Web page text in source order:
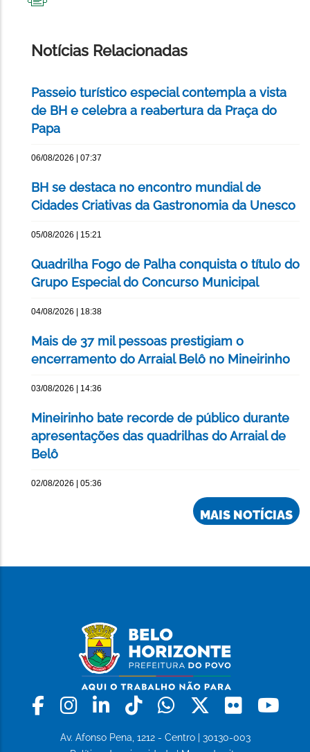
Notícias Relacionadas
Passeio turístico especial contempla a vista
de BH e celebra a reabertura da Praça do
Papa
06/08/2026 | 07:37
BH se destaca no encontro mundial de
Cidades Criativas da Gastronomia da Unesco
05/08/2026 | 15:21
Quadrilha Fogo de Palha conquista o título do
Grupo Especial do Concurso Municipal
04/08/2026 | 18:38
Mais de 37 mil pessoas prestigiam o
encerramento do Arraial Belô no Mineirinho
03/08/2026 | 14:36
Mineirinho bate recorde de público durante
apresentações das quadrilhas do Arraial de
Belô
02/08/2026 | 05:36
MAIS NOTÍCIAS
Facebook
Instagram
LinkedinTiktokWhatsapp
X Flickr
Av. Afonso Pena, 1212 - Centro | 30130-003